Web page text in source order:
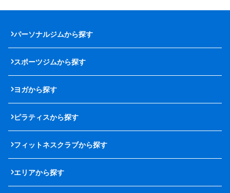
パーソナルジムから探す
スポーツジムから探す
ヨガから探す
ピラティスから探す
フィットネスクラブから探す
エリアから探す